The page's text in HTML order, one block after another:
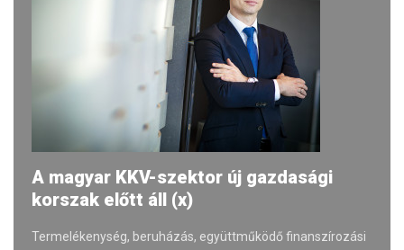
A magyar KKV-szektor új gazdasági
korszak előtt áll (x)
Termelékenység, beruházás, együttműködő finanszírozási